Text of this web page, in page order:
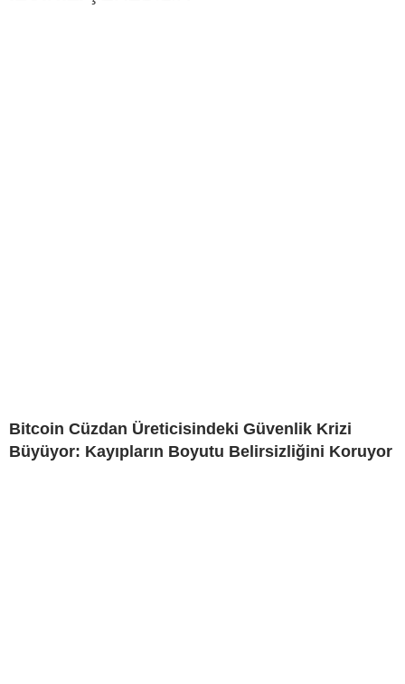
Bitcoin Cüzdan Üreticisindeki Güvenlik Krizi
Büyüyor: Kayıpların Boyutu Belirsizliğini Koruyor